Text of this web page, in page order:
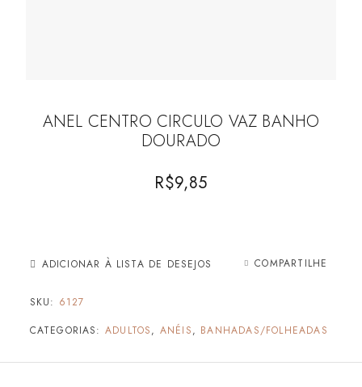
ANEL CENTRO CIRCULO VAZ BANHO
DOURADO
R$9,85
ADICIONAR À LISTA DE DESEJOS COMPARTILHE
SKU: 6127
CATEGORIAS: ADULTOS, ANÉIS, BANHADAS/FOLHEADAS